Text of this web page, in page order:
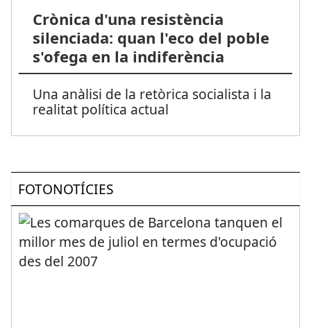
Crònica d'una resistència
silenciada: quan l'eco del poble
s'ofega en la indiferència
Una anàlisi de la retòrica socialista i la
realitat política actual
FOTONOTÍCIES